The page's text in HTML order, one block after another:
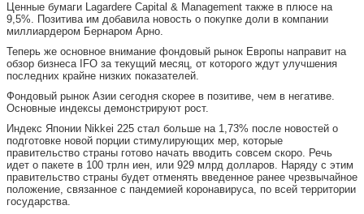
Ценные бумаги Lagardere Capital & Management также в плюсе на
9,5%. Позитива им добавила новость о покупке доли в компании
миллиардером Бернаром Арно.
Теперь же основное внимание фондовый рынок Европы направит на
обзор бизнеса IFO за текущий месяц, от которого ждут улучшения
последних крайне низких показателей.
Фондовый рынок Азии сегодня скорее в позитиве, чем в негативе.
Основные индексы демонстрируют рост.
Индекс Японии Nikkei 225 стал больше на 1,73% после новостей о
подготовке новой порции стимулирующих мер, которые
правительство страны готово начать вводить совсем скоро. Речь
идет о пакете в 100 трлн иен, или 929 млрд долларов. Наряду с этим
правительство страны будет отменять введенное ранее чрезвычайное
положение, связанное с пандемией коронавируса, по всей территории
государства.